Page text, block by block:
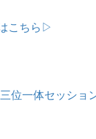
こちら▷
位一体セッショ